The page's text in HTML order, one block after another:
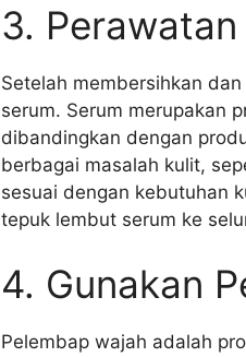
3.
Setelah membersihkan
serum. Serum merupakan
dibandingkan dengan
berbagai masalah kulit,
sesuai dengan kebutuhan
tepuk lembut serum ke
4. Gunakan
Pelembap wajah adalah